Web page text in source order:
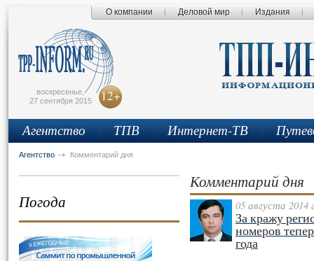
О компании Деловой мир Издания
воскресенье,
27 сентября 2015
12+
Агентство ТПВ Интернет-ТВ
Агентство Комментарий дня
Погода
Комментарий дня
05 августа 2014
За кражу
номеров
года